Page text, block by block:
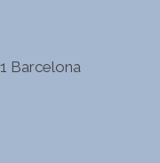
Barcelona